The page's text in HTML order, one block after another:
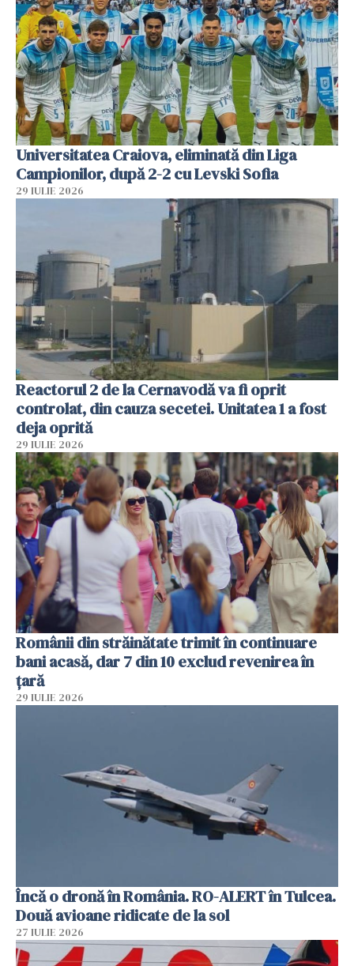
Universitatea Craiova, eliminată din Liga
Campionilor, după 2-2 cu Levski Sofia
29 IULIE 2026
Reactorul 2 de la Cernavodă va fi oprit
controlat, din cauza secetei. Unitatea 1 a fost
deja oprită
29 IULIE 2026
Românii din străinătate trimit în continuare
bani acasă, dar 7 din 10 exclud revenirea în
țară
29 IULIE 2026
Încă o dronă în România. RO-ALERT în Tulcea.
Două avioane ridicate de la sol
27 IULIE 2026